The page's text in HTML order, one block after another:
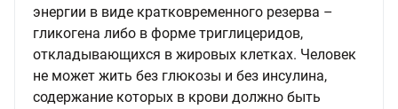
энергии в виде кратковременного резерва –
гликогена либо в форме триглицеридов,
откладывающихся в жировых клетках. Человек
не может жить без глюкозы и без инсулина,
содержание которых в крови должно быть